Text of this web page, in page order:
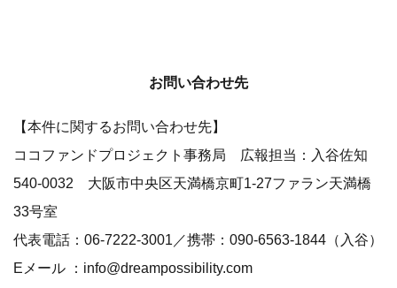
お問い合わせ先
【本件に関するお問い合わせ先】
ココファンドプロジェクト事務局 広報担当：入谷佐知
540-0032 大阪市中央区天満橋京町1-27ファラン天満橋
33号室
代表電話：06-7222-3001／携帯：090-6563-1844（入谷）
Eメール ：info@dreampossibility.com